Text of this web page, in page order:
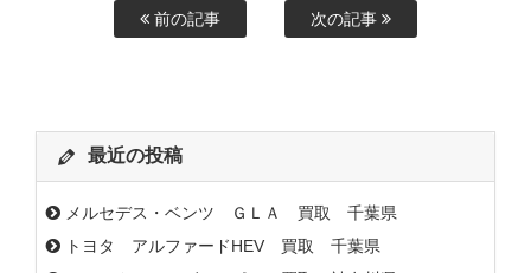
前の記事 次の記事
最近の投稿
メルセデス・ベンツ ＧＬＡ 買取 千葉県
トヨタ アルファードHEV 買取 千葉県